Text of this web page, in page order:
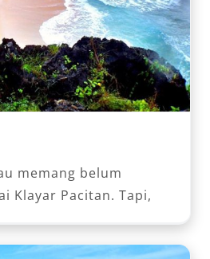
memang belum
Klayar Pacitan. Tapi,